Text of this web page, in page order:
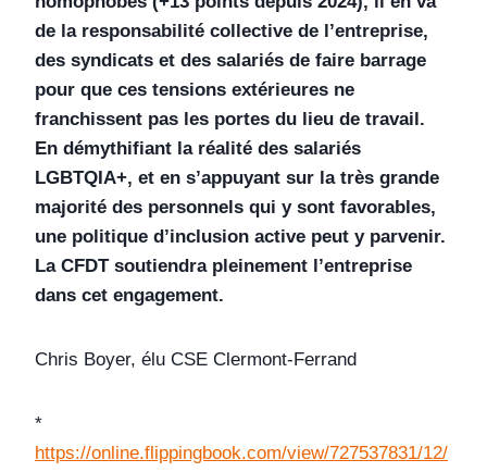
de la responsabilité collective de l’entreprise,
des syndicats et des salariés de faire barrage
pour que ces tensions extérieures ne
franchissent pas les portes du lieu de travail.
En démythifiant la réalité des salariés
LGBTQIA+, et en s’appuyant sur la très grande
majorité des personnels qui y sont favorables,
une politique d’inclusion active peut y parvenir.
La CFDT soutiendra pleinement l’entreprise
dans cet engagement.
Chris Boyer, élu CSE Clermont-Ferrand
*
https://online.flippingbook.com/view/727537831/12/